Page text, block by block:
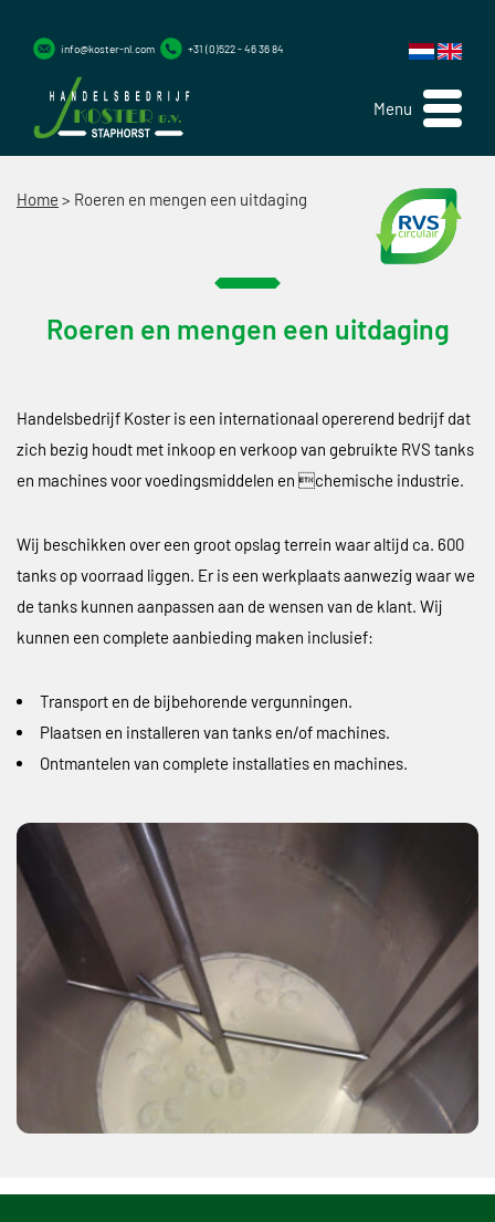
Menu
info@koster-nl.com +31 (0)522 - 46 36 84
Home > Roeren en mengen een uitdaging
Roeren en mengen een uitdaging
Handelsbedrijf Koster is een internationaal opererend bedrijf dat
zich bezig houdt met inkoop en verkoop van gebruikte RVS tanks
en machines voor voedingsmiddelen en chemische industrie.
Wij beschikken over een groot opslag terrein waar altijd ca. 600
tanks op voorraad liggen. Er is een werkplaats aanwezig waar we
de tanks kunnen aanpassen aan de wensen van de klant. Wij
kunnen een complete aanbieding maken inclusief:
Transport en de bijbehorende vergunningen.
Plaatsen en installeren van tanks en/of machines.
Ontmantelen van complete installaties en machines.